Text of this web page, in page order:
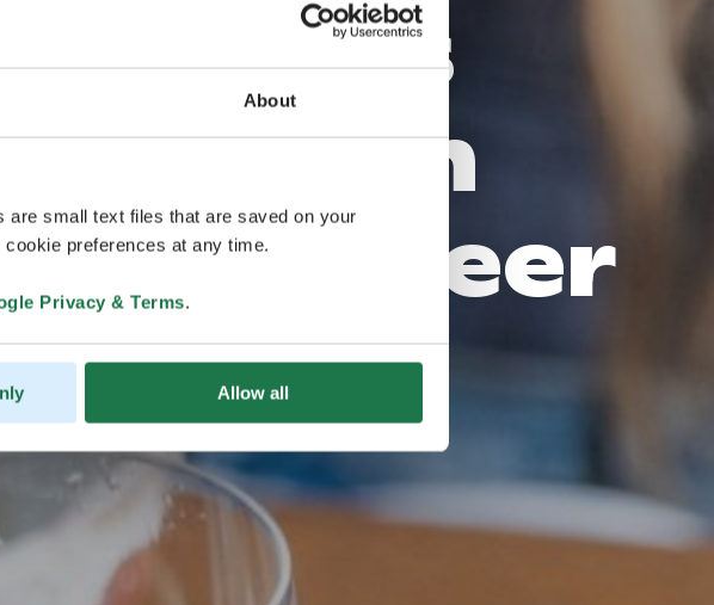
About
small text files that are saved on your
preferences at any time.
Privacy & Terms.
Allow all
Region
Tasting in der Region
beendet.